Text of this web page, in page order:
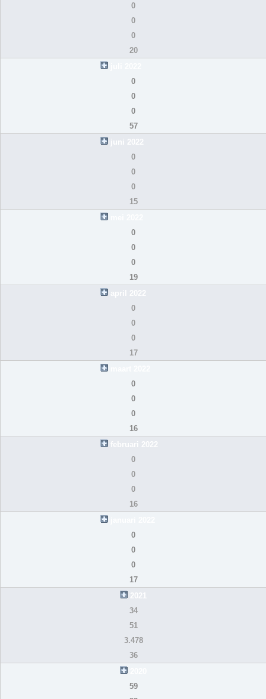
0
0
0
20
0
0
0
57
juni 2022
0
0
0
15
0
0
0
19
april 2022
0
0
0
17
0
0
0
16
februari 2022
0
0
0
16
0
0
0
17
2021
34
51
3.478
36
59